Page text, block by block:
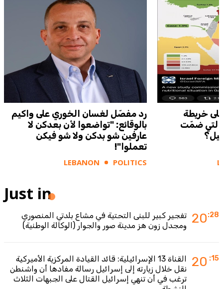
رد مفصّل لغسان الخوري على واكيم
بالوقائع: "تواضعوا لأن بعدكن لا
عارفين شو بدكن ولا شو فيكن
تعملوا"!
LEBANON POLITICS
خريطة
التي ضمّت
Just in
20:28
تفجير كبير للبنى التحتية في مشاع بلدتي المنصوري
ومجدل زون هز مدينة صور والجوار (الوكالة الوطنية)
20 :15
القناة 13 الإسرائيلية: قائد القيادة المركزية الأميركية
نقل خلال زيارته إلى إسرائيل رسالة مفادها أن واشنطن
ترغب في أن تنهي إسرائيل القتال على الجبهات الثلاث